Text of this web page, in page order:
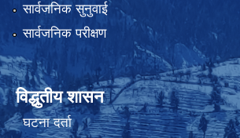
सार्वजनिक सुनुवाई
सार्वजनिक परीक्षण
विद्धुतीय शासन
घटना दर्ता